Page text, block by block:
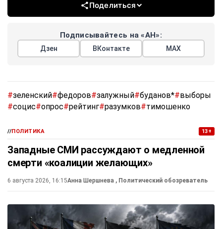
Поделиться
Подписывайтесь на «АН»:
Дзен ВКонтакте МАХ
#зеленский#федоров#залужный#буданов*#выборы
#социс#опрос#рейтинг#разумков#тимошенко
//ПОЛИТИКА 13+
Западные СМИ рассуждают о медленной
смерти «коалиции желающих»
6 августа 2026, 16:15Анна Шершнева , Политический обозреватель